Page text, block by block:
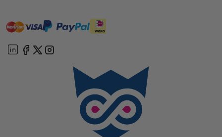
mastervisa paypal ideal